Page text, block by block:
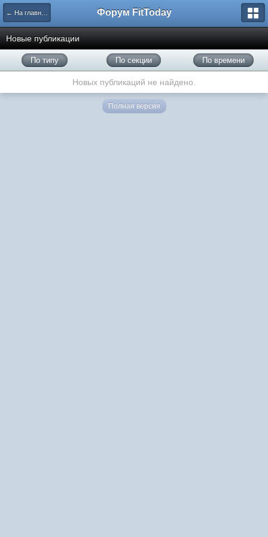
← На главную Форум FitToday
Новые публикации
По типу По секции По времени
Новых публикаций не найдено.
Полная версия